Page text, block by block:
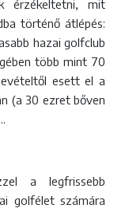
érzékeltetni, mit
történő átlépés:
hazai golfclub
több mint 70
esett el a
(a 30 ezret bőven
a legfrissebb
golfélet számára